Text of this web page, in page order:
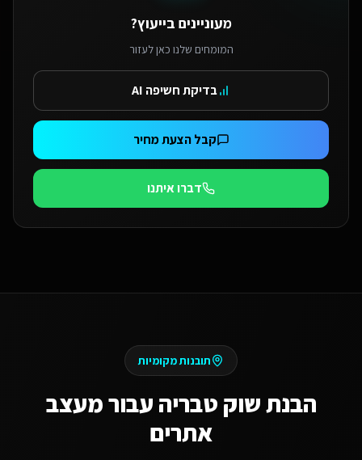
מעוניינים בייעוץ?
המומחים שלנו כאן לעזור
בדיקת חשיפה AI
קבל הצעת מחיר
דברו איתנו
תובנות מקומיות
הבנת שוק טבריה עבורמעצב
אתרים